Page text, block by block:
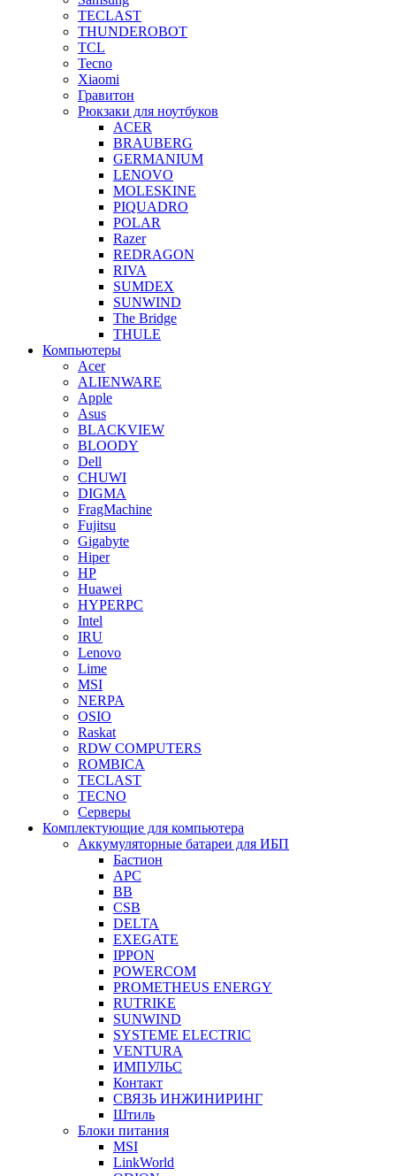
TECLAST
THUNDEROBOT
TCL
Tecno
Xiaomi
Гравитон
Рюкзаки для ноутбуков
ACER
BRAUBERG
GERMANIUM
LENOVO
MOLESKINE
PIQUADRO
POLAR
Razer
REDRAGON
RIVA
SUMDEX
SUNWIND
The Bridge
THULE
Компьютеры
Acer
ALIENWARE
Apple
Asus
BLACKVIEW
BLOODY
Dell
CHUWI
DIGMA
FragMachine
Fujitsu
Gigabyte
Hiper
HP
Huawei
HYPERPC
Intel
IRU
Lenovo
Lime
MSI
NERPA
OSIO
Raskat
RDW COMPUTERS
ROMBICA
TECLAST
TECNO
Серверы
Комплектующие для компьютера
Аккумуляторные батареи для ИБП
Бастион
APC
BB
CSB
DELTA
EXEGATE
IPPON
POWERCOM
PROMETHEUS ENERGY
RUTRIKE
SUNWIND
SYSTEME ELECTRIC
VENTURA
ИМПУЛЬС
Контакт
СВЯЗЬ ИНЖИНИРИНГ
Штиль
Блоки питания
MSI
LinkWorld